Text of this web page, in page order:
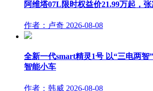
阿维塔07L限时权益价21.99万起，
作者：卢奇 2026-08-08
全新一代smart精灵1号 以“三电两智
智能小车
作者：韩威 2026-08-08